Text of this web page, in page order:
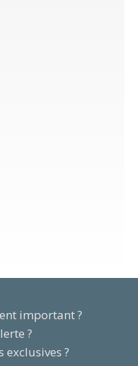
important ?
?
exclusives ?